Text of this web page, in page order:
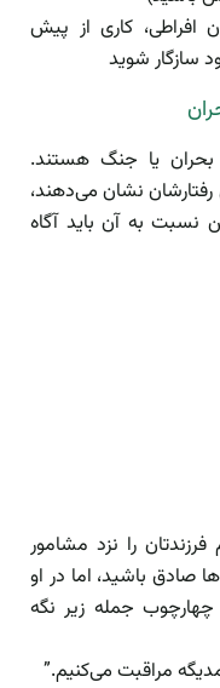
افراطی، کاری از پیش
سازگار شوید
بحران یا جنگ هستند.
نشان می‌دهند،
نسبت به آن باید آگاه
را نزد مشامور
صادق باشید، اما در او
جمله زیر نگه
مراقبت می‌کنیم.”